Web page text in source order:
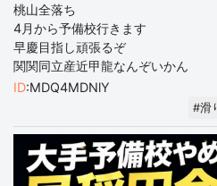
桃山全落ち
4月から予備校行きます
早慶目指し頑張るぞ
関関同立産近甲龍なんぞいかん
ID:MDQ4MDNlY
#滑